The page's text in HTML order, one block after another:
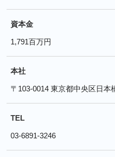
資本金
1,791百万円
本社
〒103-0014 東京都中央区日本
TEL
03-6891-3246